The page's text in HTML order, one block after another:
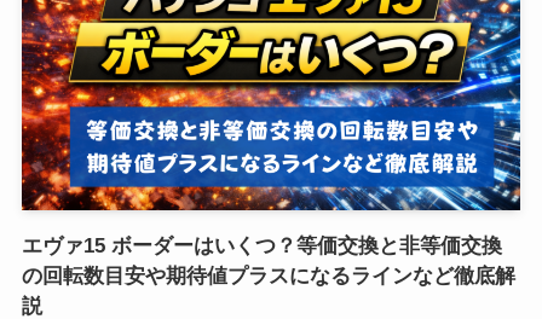
エヴァ15 ボーダーはいくつ？等価交換と非等価交換
の回転数目安や期待値プラスになるラインなど徹底解
説